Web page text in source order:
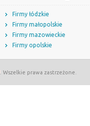
Firmy łódzkie
Firmy małopolskie
Firmy mazowieckie
Firmy opolskie
. Wszelkie prawa zastrzeżone.